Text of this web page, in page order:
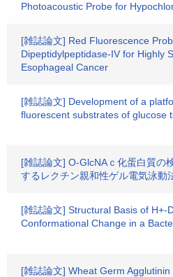
Photoacoustic Probe for
[雑誌論文] Red Fluorescence
Dipeptidylpeptidase-IV for Highly
Esophageal Cancer
[雑誌論文] Development of a
fluorescent substrates of glucose
[雑誌論文] O-GlcNAｃ化蛋白質の
するレクチン親和性ゲル電気泳動
[雑誌論文] Structural Basis of H+-
Conformational Change in a
[雑誌論文] Wheat Germ Agglutinin